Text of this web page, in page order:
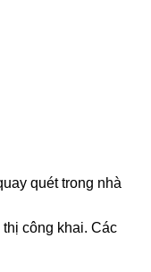
quét trong nhà
công khai. Các